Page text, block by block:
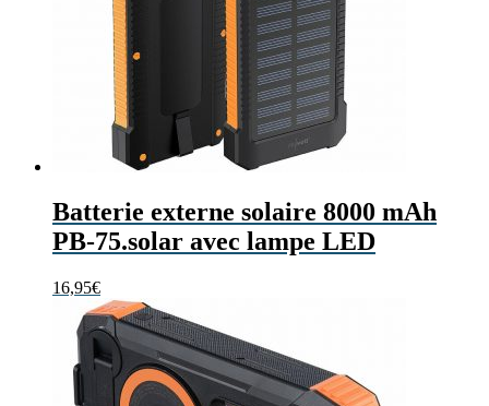
Batterie externe solaire 8000 mAh
PB-75.solar avec lampe LED
16,95€